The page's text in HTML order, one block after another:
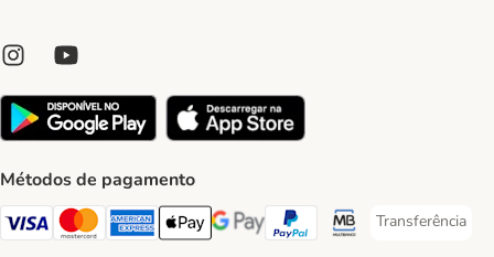
Métodos de pagamento
Visa Payment Method
Mastercard Payment Method
American Express Payment Method
Apple Pay Payment Method
Google Pay Payment Method
PayPal Payment Method
Multibanco Payment
Transferência
Transferência